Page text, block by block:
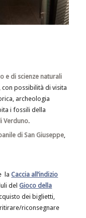
e di scienze naturali
possibilità di visita
archeologia
i fossili della
Verduno.
di San Giuseppe,
la Caccia all’indizio
delGioco della
dei biglietti,
riconsegnare